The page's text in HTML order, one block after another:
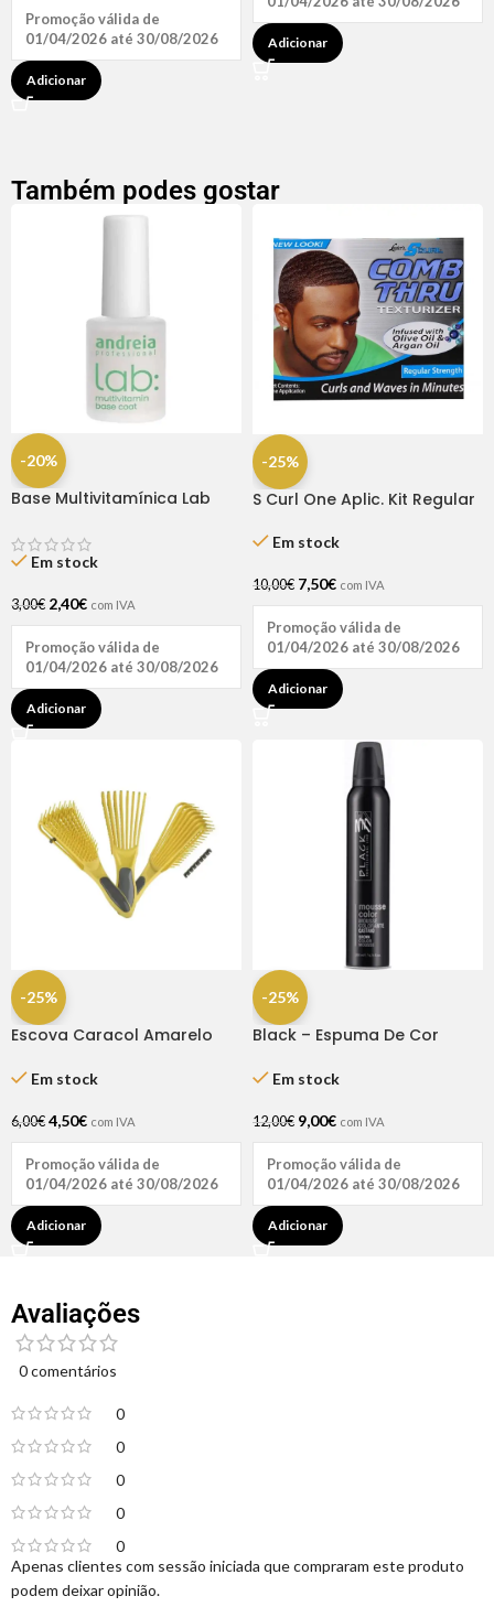
Promoção válida de
01/04/2026 até 30/08/2026
Adicionar
Adicionar
Também podes gostar
-20%
Base Multivitamínica Lab
Em stock
3,00€ 2,40€ com IVA
Promoção válida de
01/04/2026 até 30/08/2026
Adicionar
-25%
S Curl One Aplic. Kit Regular
Em stock
10,00€ 7,50€ com IVA
Promoção válida de
01/04/2026 até 30/08/2026
Adicionar
-25%
Escova Caracol Amarelo
Em stock
6,00€ 4,50€ com IVA
Promoção válida de
01/04/2026 até 30/08/2026
Adicionar
-25%
Black – Espuma De Cor
Em stock
12,00€ 9,00€ com IVA
Promoção válida de
01/04/2026 até 30/08/2026
Adicionar
Avaliações
0 comentários
0
0
0
0
0
Apenas clientes com sessão iniciada que compraram este produto
podem deixar opinião.